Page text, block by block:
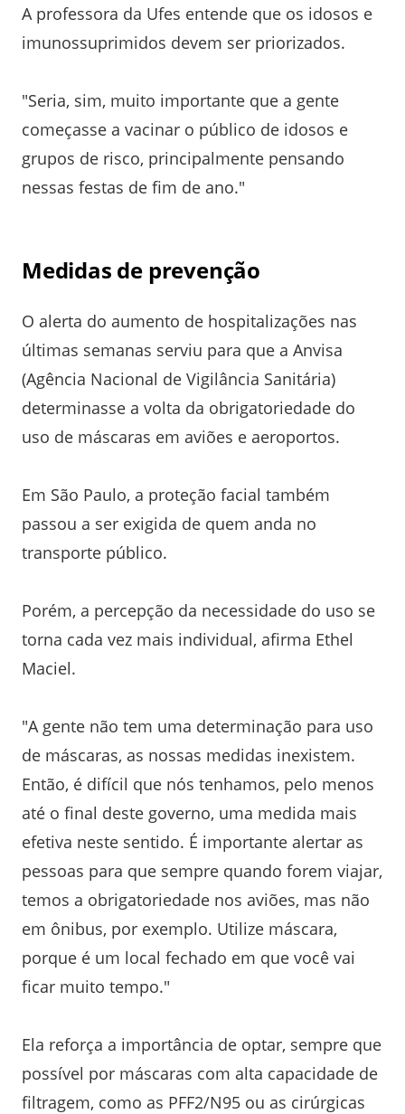
A professora da Ufes entende que os idosos e
imunossuprimidos devem ser priorizados.
"Seria, sim, muito importante que a gente
começasse a vacinar o público de idosos e
grupos de risco, principalmente pensando
nessas festas de fim de ano."
Medidas de prevenção
O alerta do aumento de hospitalizações nas
últimas semanas serviu para que a Anvisa
(Agência Nacional de Vigilância Sanitária)
determinasse a volta da obrigatoriedade do
uso de máscaras em aviões e aeroportos.
Em São Paulo, a proteção facial também
passou a ser exigida de quem anda no
transporte público.
Porém, a percepção da necessidade do uso se
torna cada vez mais individual, afirma Ethel
Maciel.
"A gente não tem uma determinação para uso
de máscaras, as nossas medidas inexistem.
Então, é difícil que nós tenhamos, pelo menos
até o final deste governo, uma medida mais
efetiva neste sentido. É importante alertar as
pessoas para que sempre quando forem viajar,
temos a obrigatoriedade nos aviões, mas não
em ônibus, por exemplo. Utilize máscara,
porque é um local fechado em que você vai
ficar muito tempo."
Ela reforça a importância de optar, sempre que
possível por máscaras com alta capacidade de
filtragem, como as PFF2/N95 ou as cirúrgicas